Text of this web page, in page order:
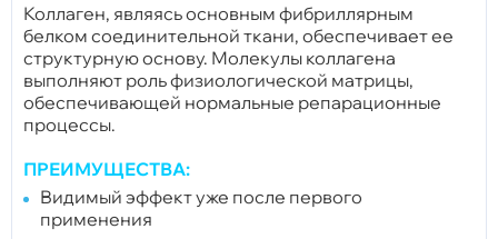
Коллаген, являясь основным фибриллярным
белком соединительной ткани, обеспечивает ее
структурную основу. Молекулы коллагена
выполняют роль физиологической матрицы,
обеспечивающей нормальные репарационные
процессы.
ПРЕИМУЩЕСТВА:
Видимый эффект уже после первого
применения